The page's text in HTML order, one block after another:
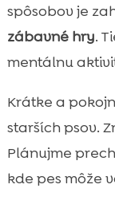
spôsobov je
zábavné hry.
mentálnu
Krátke a
starších psov.
Plánujme
kde pes môže